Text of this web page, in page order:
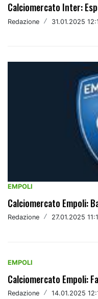
Calciomercato Inter:
Redazione / 31.01.2025
EMPOLI
Calciomercato Empoli:
Redazione / 27.01.2025
EMPOLI
Calciomercato Empoli:
Redazione / 14.01.2025